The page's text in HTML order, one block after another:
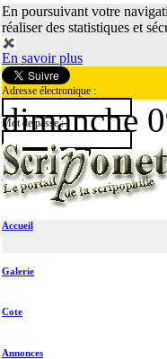
En poursuivant votre
réaliser des statistiques et
En savoir plus
Adresse électronique :
Mot de passe :
dimanche
Accueil
Galerie
Cote
Annonces